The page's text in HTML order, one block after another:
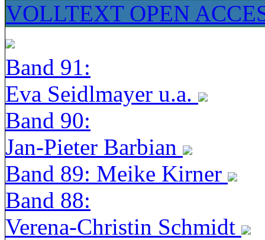
VOLLTEXT OPEN
Band 91:
Eva Seidlmayer u.a.
Band 90:
Jan-Pieter Barbian
Band 89: Meike Kirner
Band 88:
Verena-Christin Schmidt